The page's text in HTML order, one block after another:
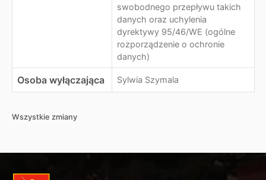
swobodnego przepływu takich
danych oraz uchylenia
dyrektywy 95/46/WE (ogólne
rozporządzenie o ochronie
danych)
Osoba wyłączająca Sylwia Szymala
Wszystkie zmiany